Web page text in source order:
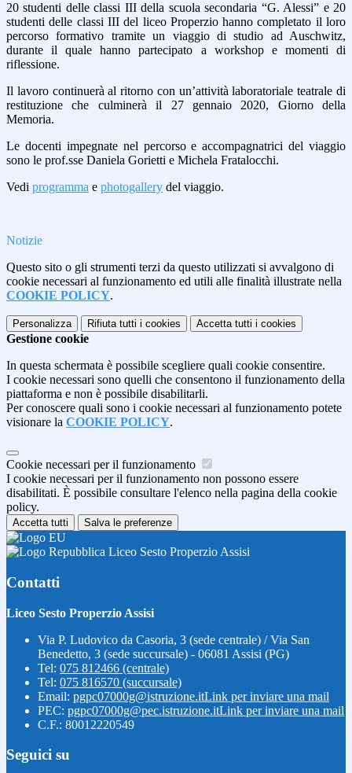
20 studenti delle classi III della scuola secondaria “G. Alessi” e 20
studenti delle classi III del liceo Properzio hanno completato il loro
percorso formativo tramite un viaggio di studio ad Auschwitz,
durante il quale hanno partecipato a workshop e momenti di
riflessione.
Il lavoro continuerà al ritorno con un’attività laboratoriale teatrale di
restituzione che culminerà il 27 gennaio 2020, Giorno della
Memoria.
Le docenti impegnate nel percorso e accompagnatrici del viaggio
sono le prof.sse Daniela Gorietti e Michela Fratalocchi.
Vedi programma e photogallery del viaggio.
Notizie
Questo sito o gli strumenti terzi da questo utilizzati si avvalgono di
cookie necessari al funzionamento ed utili alle finalità illustrate nella
COOKIE POLICY.
Personalizza Rifiuta tutti i cookies Accetta tutti i cookies
Gestione cookie
In questa schermata è possibile scegliere quali cookie consentire.
I cookie necessari sono quelli che consentono il funzionamento della
piattaforma e non è possibile disabilitarli.
Per conoscere quali sono i cookie necessari al funzionamento potete
visionare la COOKIE POLICY.
Cookie necessari per il funzionamento
I cookie necessari per il funzionamento non possono essere
disabilitati. È possibile consultare l'elenco nella pagina della cookie
policy.
Accetta tutti Salva le preferenze
Liceo Sesto Properzio Assisi
Contatti
Liceo Sesto Properzio Assisi
Via P. Ludovico da Casoria, 3 (sede centrale) / Via San
Benedetto, 3 (sede succursale) - 06081 Assisi (PG)
Tel: 075 812466 (centrale)
Tel: 075 816570 (succursale)
Email: pgpc07000g@istruzione.itLink per inviare una mail
PEC: pgpc07000g@pec.istruzione.itLink per inviare una mail
C.F.: 80012220549
Seguici su